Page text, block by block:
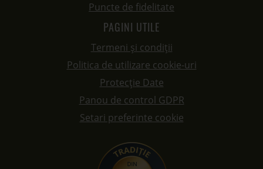
Puncte de fidelitate
PAGINI UTILE
Termeni și condiții
Politica de utilizare cookie-uri
Protecție Date
Panou de control GDPR
Setari preferinte cookie